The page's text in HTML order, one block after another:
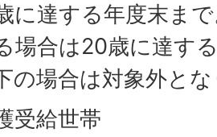
に達する年度末ま
場合は20歳に達す
の場合は対象外と
受給世帯